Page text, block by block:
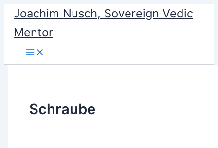
content
Joachim Nusch, Sovereign Vedic
Mentor
Schraube